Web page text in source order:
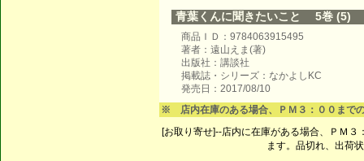
青葉くんに聞きたいこと 5巻 (5)
商品ＩＤ：9784063915495
著者：遠山えま(著)
出版社：講談社
掲載誌・シリーズ：なかよしKC
発売日：2017/08/10
※ 店内在庫のある場合、ＰＭ３：００まで
[お取り寄せ]--店内に在庫がある場合、ＰＭ
ます。品切れ、出荷